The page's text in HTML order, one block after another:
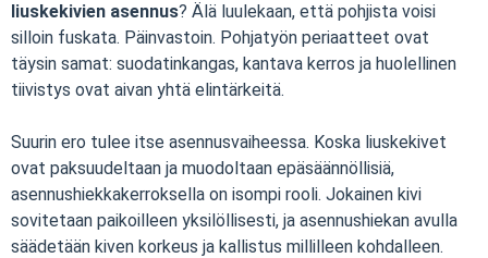
liuskekivien asennus? Älä luulekaan, että pohjista voisi
silloin fuskata. Päinvastoin. Pohjatyön periaatteet ovat
täysin samat: suodatinkangas, kantava kerros ja huolellinen
tiivistys ovat aivan yhtä elintärkeitä.
Suurin ero tulee itse asennusvaiheessa. Koska liuskekivet
ovat paksuudeltaan ja muodoltaan epäsäännöllisiä,
asennushiekkakerroksella on isompi rooli. Jokainen kivi
sovitetaan paikoilleen yksilöllisesti, ja asennushiekan avulla
säädetään kiven korkeus ja kallistus millilleen kohdalleen.